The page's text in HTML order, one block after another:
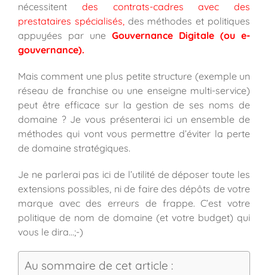
nécessitent des contrats-cadres avec des
prestataires spécialisés, des méthodes et politiques
appuyées par une Gouvernance Digitale (ou e-
gouvernance).
Mais comment une plus petite structure (exemple un
réseau de franchise ou une enseigne multi-service)
peut être efficace sur la gestion de ses noms de
domaine ? Je vous présenterai ici un ensemble de
méthodes qui vont vous permettre d’éviter la perte
de domaine stratégiques.
Je ne parlerai pas ici de l’utilité de déposer toute les
extensions possibles, ni de faire des dépôts de votre
marque avec des erreurs de frappe. C’est votre
politique de nom de domaine (et votre budget) qui
vous le dira…;-)
Au sommaire de cet article :